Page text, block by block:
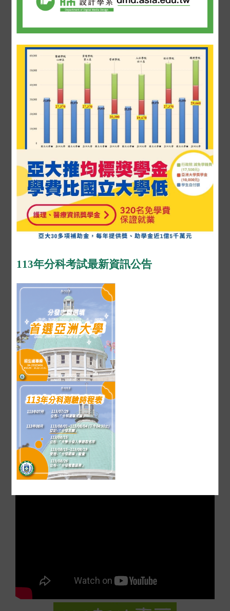
113年分科考試最新資訊公告